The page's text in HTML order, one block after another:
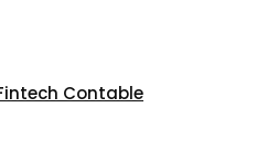
Contable